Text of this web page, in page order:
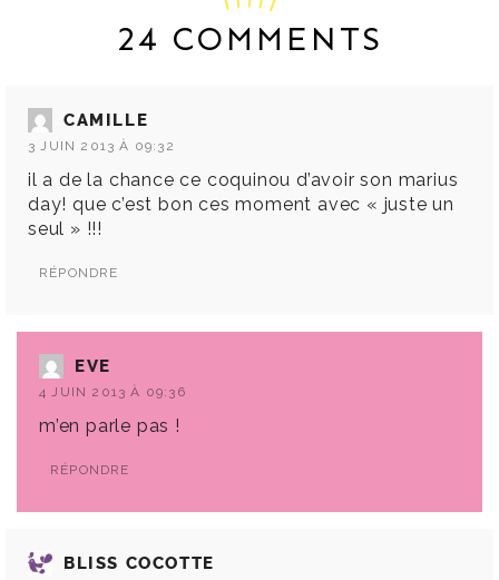
24 COMMENTS
CAMILLE
3 JUIN 2013 À 09:32
il a de la chance ce coquinou d’avoir son marius
day! que c’est bon ces moment avec « juste un
seul » !!!
RÉPONDRE
EVE
4 JUIN 2013 À 09:36
m’en parle pas !
RÉPONDRE
BLISS COCOTTE